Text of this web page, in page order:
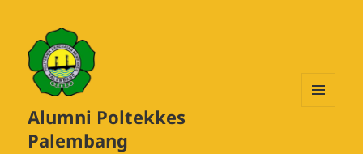
Alumni Poltekkes
Palembang